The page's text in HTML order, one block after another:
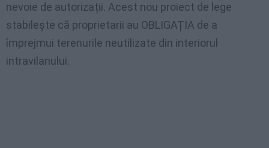
nevoie de autorizații. Acest nou proiect de lege
stabilește că proprietarii au OBLIGAȚIA de a
împrejmui terenurile neutilizate din interiorul
intravilanului.